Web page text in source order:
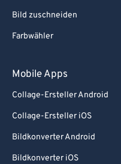
Bild zuschneiden
Farbwähler
Mobile Apps
Collage-Ersteller Android
Collage-Ersteller iOS
Bildkonverter Android
Bildkonverter iOS